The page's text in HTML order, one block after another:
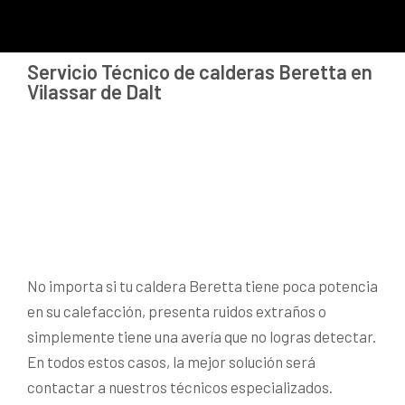
Servicio Técnico de calderas Beretta en
Vilassar de Dalt
No importa si tu caldera Beretta tiene poca potencia
en su calefacción, presenta ruidos extraños o
simplemente tiene una avería que no logras detectar.
En todos estos casos, la mejor solución será
contactar a nuestros técnicos especializados.